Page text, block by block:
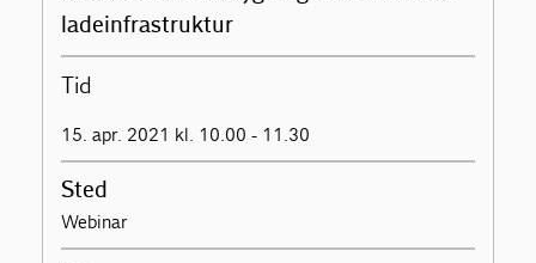
ladeinfrastruktur
Tid
15. apr. 2021 kl. 10.00 - 11.30
Sted
Webinar